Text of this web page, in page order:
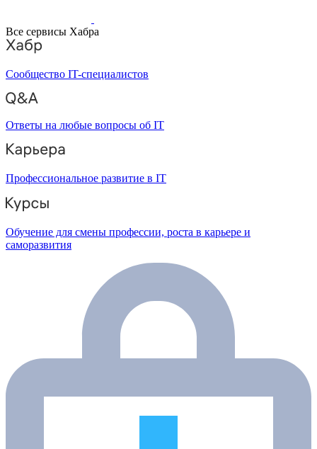
Все сервисы Хабра
Сообщество IT-специалистов
Ответы на любые вопросы об IT
Профессиональное развитие в IT
Обучение для смены профессии, роста в карьере и
саморазвития